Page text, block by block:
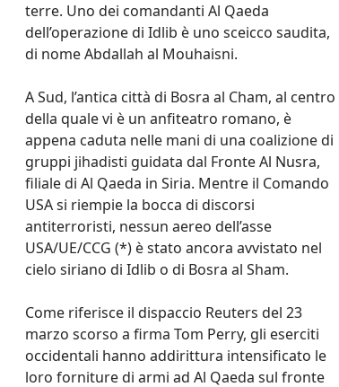
terre. Uno dei comandanti Al Qaeda
dell’operazione di Idlib è uno sceicco saudita,
di nome Abdallah al Mouhaisni.
A Sud, l’antica città di Bosra al Cham, al centro
della quale vi è un anfiteatro romano, è
appena caduta nelle mani di una coalizione di
gruppi jihadisti guidata dal Fronte Al Nusra,
filiale di Al Qaeda in Siria. Mentre il Comando
USA si riempie la bocca di discorsi
antiterroristi, nessun aereo dell’asse
USA/UE/CCG (*) è stato ancora avvistato nel
cielo siriano di Idlib o di Bosra al Sham.
Come riferisce il dispaccio Reuters del 23
marzo scorso a firma Tom Perry, gli eserciti
occidentali hanno addirittura intensificato le
loro forniture di armi ad Al Qaeda sul fronte